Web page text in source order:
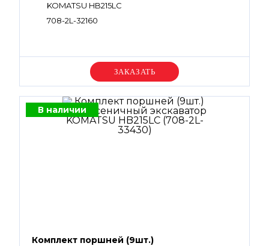
KOMATSU HB215LC
708-2L-32160
Уточняйте цену
В наличии
Комплект поршней (9шт.)